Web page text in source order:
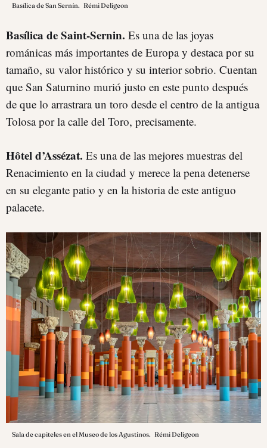
Basílica de San Sernín. Rémi Deligeon
Basílica de Saint-Sernin. Es una de las joyas
románicas más importantes de Europa y destaca por su
tamaño, su valor histórico y su interior sobrio. Cuentan
que San Saturnino murió justo en este punto después
de que lo arrastrara un toro desde el centro de la antigua
Tolosa por la calle del Toro, precisamente.
Hôtel d’Assézat. Es una de las mejores muestras del
Renacimiento en la ciudad y merece la pena detenerse
en su elegante patio y en la historia de este antiguo
palacete.
Sala de capiteles en el Museo de los Agustinos. Rémi Deligeon